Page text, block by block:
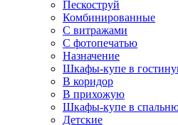
Пескоструй
Комбинированные
С витражами
С фотопечатью
Назначение
Шкафы-купе в
В коридор
В прихожую
Шкафы-купе в
Детские